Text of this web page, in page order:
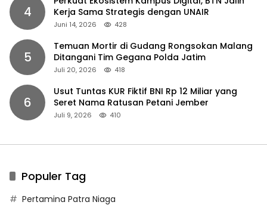
4
Kerja Sama Strategis dengan UNAIR
Juni 14, 2026 428
5
Temuan Mortir di Gudang Rongsokan Malang
Ditangani Tim Gegana Polda Jatim
Juli 20, 2026 418
6
Usut Tuntas KUR Fiktif BNI Rp 12 Miliar yang
Seret Nama Ratusan Petani Jember
Juli 9, 2026 410
Populer Tag
Pertamina Patra Niaga